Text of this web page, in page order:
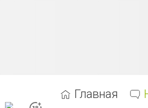
Главная